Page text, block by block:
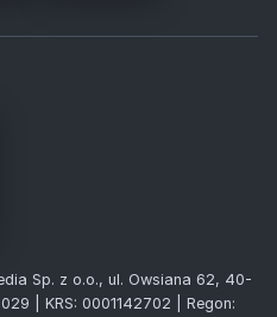
Sp. z o.o., ul. Owsiana 62, 40-
| KRS: 0001142702 | Regon: